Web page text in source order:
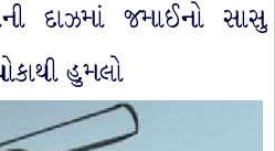
દાઝમાં જમાઈનો સાસુ
હુમલો